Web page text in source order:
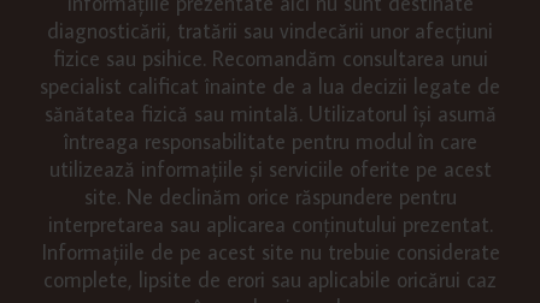
diagnosticării, tratării sau vindecării unor afecțiuni
fizice sau psihice. Recomandăm consultarea unui
specialist calificat înainte de a lua decizii legate de
sănătatea fizică sau mintală. Utilizatorul își asumă
întreaga responsabilitate pentru modul în care
utilizează informațiile și serviciile oferite pe acest
site. Ne declinăm orice răspundere pentru
interpretarea sau aplicarea conținutului prezentat.
Informațiile de pe acest site nu trebuie considerate
complete, lipsite de erori sau aplicabile oricărui caz